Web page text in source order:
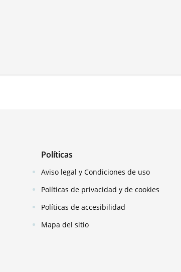
Políticas
Aviso legal y Condiciones de uso
Políticas de privacidad y de cookies
Políticas de accesibilidad
Mapa del sitio